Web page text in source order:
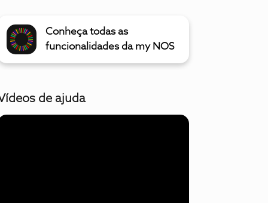
Conheça todas as
funcionalidades da my NOS
de ajuda